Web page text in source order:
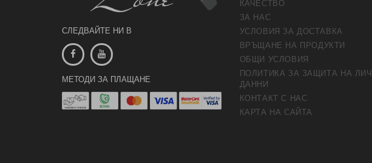
СЛЕДВАЙТЕ НИ В
МЕТОДИ ЗА ПЛАЩАНЕ
КАЧЕСТВО
ЗА НАС
УСЛОВИЯ ЗА ДОСТАВКА
ВРЪЩАНЕ НА ПРОДУКТИ
ОБЩИ УСЛОВИЯ
ПОЛИТИКА ЗА ЗАЩИТА НА
ДАННИ
КОНТАКТ С НАС
КАРТА НА САЙТА